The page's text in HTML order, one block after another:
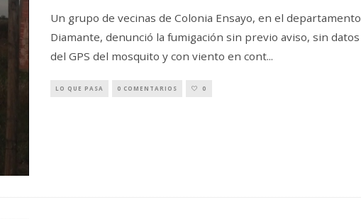
Un grupo de vecinas de Colonia Ensayo, en el departamento
Diamante, denunció la fumigación sin previo aviso, sin datos
del GPS del mosquito y con viento en cont...
LO QUE PASA 0 COMENTARIOS 0